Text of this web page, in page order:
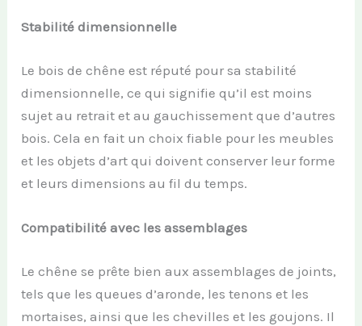
Stabilité dimensionnelle
Le bois de chêne est réputé pour sa stabilité
dimensionnelle, ce qui signifie qu’il est moins
sujet au retrait et au gauchissement que d’autres
bois. Cela en fait un choix fiable pour les meubles
et les objets d’art qui doivent conserver leur forme
et leurs dimensions au fil du temps.
Compatibilité avec les assemblages
Le chêne se prête bien aux assemblages de joints,
tels que les queues d’aronde, les tenons et les
mortaises, ainsi que les chevilles et les goujons. Il